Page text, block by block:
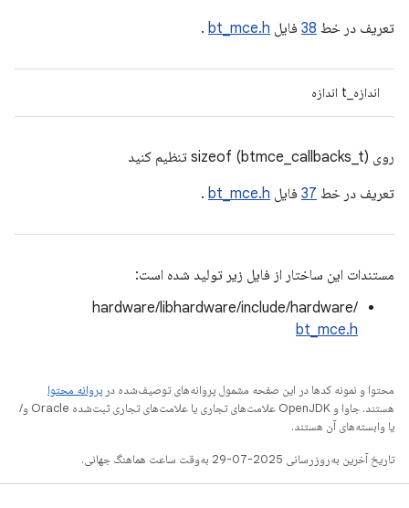
تعریف در خط 38 فایل bt_mce.h
.
اندازه_t اندازه
روی sizeof (btmce_callbacks_t) تنظیم کنید
تعریف در خط 37 فایل bt_mce.h
.
مستندات این ساختار از فایل زیر تولید شده است:
hardware/libhardware/include/hardware/
bt_mce.h
محتوا و نمونه کدها در این صفحه مشمول پروانه‌های توصیف‌شده در پروانه محتوا
هستند. جاوا و OpenJDK علامت‌های تجاری یا علامت‌های تجاری ثبت‌شده Oracle و/
یا وابسته‌های آن هستند.
تاریخ آخرین به‌روزرسانی 2025-07-29 به‌وقت ساعت هماهنگ جهانی.